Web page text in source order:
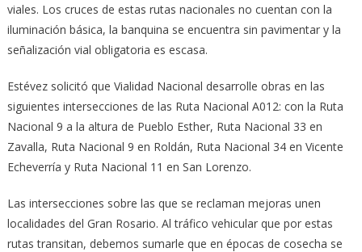
viales. Los cruces de estas rutas nacionales no cuentan con la
iluminación básica, la banquina se encuentra sin pavimentar y la
señalización vial obligatoria es escasa.
Estévez solicitó que Vialidad Nacional desarrolle obras en las
siguientes intersecciones de las Ruta Nacional A012: con la Ruta
Nacional 9 a la altura de Pueblo Esther, Ruta Nacional 33 en
Zavalla, Ruta Nacional 9 en Roldán, Ruta Nacional 34 en Vicente
Echeverría y Ruta Nacional 11 en San Lorenzo.
Las intersecciones sobre las que se reclaman mejoras unen
localidades del Gran Rosario. Al tráfico vehicular que por estas
rutas transitan, debemos sumarle que en épocas de cosecha se